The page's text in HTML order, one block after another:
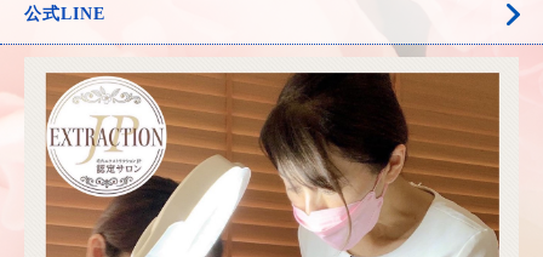
公式LINE